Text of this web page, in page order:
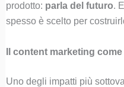
prodotto: parla del futuro.
spesso è scelto per
Il content marketing
Uno degli impatti più